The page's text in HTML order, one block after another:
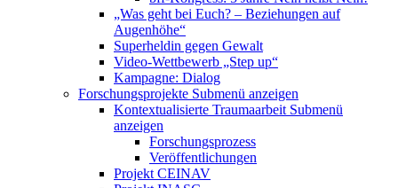
„Was geht bei Euch? – Beziehungen auf
Augenhöhe“
Superheldin gegen Gewalt
Video-Wettbewerb „Step up“
Kampagne: Dialog
Forschungsprojekte Submenü anzeigen
Kontextualisierte Traumaarbeit Submenü
anzeigen
Forschungsprozess
Veröffentlichungen
Projekt CEINAV